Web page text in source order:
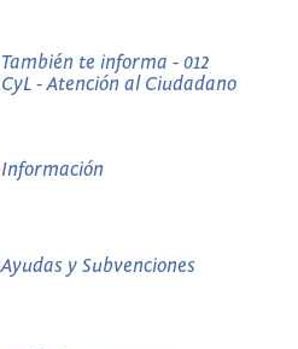
También te informa - 012
CyL - Atención al Ciudadano
Información
Ayudas y Subvenciones